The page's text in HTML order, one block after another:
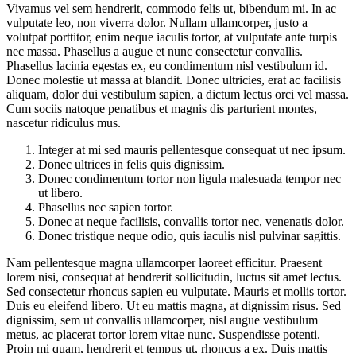
Vivamus vel sem hendrerit, commodo felis ut, bibendum mi. In ac
vulputate leo, non viverra dolor. Nullam ullamcorper, justo a
volutpat porttitor, enim neque iaculis tortor, at vulputate ante turpis
nec massa. Phasellus a augue et nunc consectetur convallis.
Phasellus lacinia egestas ex, eu condimentum nisl vestibulum id.
Donec molestie ut massa at blandit. Donec ultricies, erat ac facilisis
aliquam, dolor dui vestibulum sapien, a dictum lectus orci vel massa.
Cum sociis natoque penatibus et magnis dis parturient montes,
nascetur ridiculus mus.
Integer at mi sed mauris pellentesque consequat ut nec ipsum.
Donec ultrices in felis quis dignissim.
Donec condimentum tortor non ligula malesuada tempor nec
ut libero.
Phasellus nec sapien tortor.
Donec at neque facilisis, convallis tortor nec, venenatis dolor.
Donec tristique neque odio, quis iaculis nisl pulvinar sagittis.
Nam pellentesque magna ullamcorper laoreet efficitur. Praesent
lorem nisi, consequat at hendrerit sollicitudin, luctus sit amet lectus.
Sed consectetur rhoncus sapien eu vulputate. Mauris et mollis tortor.
Duis eu eleifend libero. Ut eu mattis magna, at dignissim risus. Sed
dignissim, sem ut convallis ullamcorper, nisl augue vestibulum
metus, ac placerat tortor lorem vitae nunc. Suspendisse potenti.
Proin mi quam, hendrerit et tempus ut, rhoncus a ex. Duis mattis